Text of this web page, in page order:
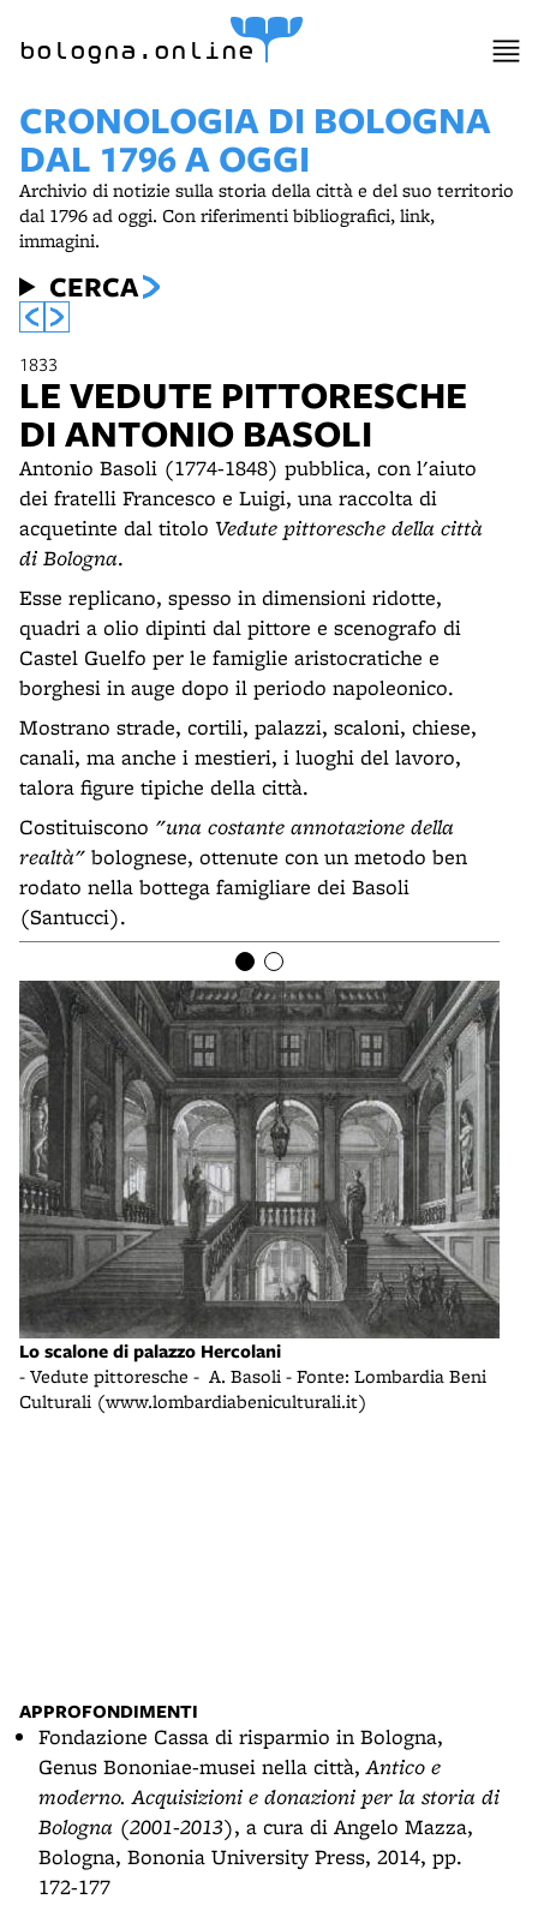
bologna.online
CRONOLOGIA DI BOLOGNA
DAL 1796 A OGGI
Archivio di notizie sulla storia della città e del suo territorio
dal 1796 ad oggi. Con riferimenti bibliografici, link,
immagini.
CERCA
1833
LE VEDUTE PITTORESCHE
DI ANTONIO BASOLI
Antonio Basoli (1774-1848) pubblica, con l'aiuto
dei fratelli Francesco e Luigi, una raccolta di
acquetinte dal titolo Vedute pittoresche della città
di Bologna.
Esse replicano, spesso in dimensioni ridotte,
quadri a olio dipinti dal pittore e scenografo di
Castel Guelfo per le famiglie aristocratiche e
borghesi in auge dopo il periodo napoleonico.
Mostrano strade, cortili, palazzi, scaloni, chiese,
canali, ma anche i mestieri, i luoghi del lavoro,
talora figure tipiche della città.
Costituiscono "una costante annotazione della
realtà" bolognese, ottenute con un metodo ben
rodato nella bottega famigliare dei Basoli
(Santucci).
Lo scalone di palazzo Hercolani
- Vedute pittoresche - A. Basoli - Fonte: Lombardia Beni
Culturali (www.lombardiabeniculturali.it)
APPROFONDIMENTI
Fondazione Cassa di risparmio in Bologna,
Genus Bononiae-musei nella città,Antico e
moderno. Acquisizioni e donazioni per la storia di
Bologna (2001-2013), a cura di Angelo Mazza,
Bologna, Bononia University Press, 2014, pp.
172-177